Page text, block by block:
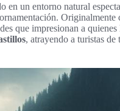
en un entorno natural
Originalmente
que impresionan a
, atrayendo a turistas de